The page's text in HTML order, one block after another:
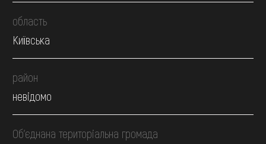
область
Київська
район
невідомо
Об’єднана територіальна громада